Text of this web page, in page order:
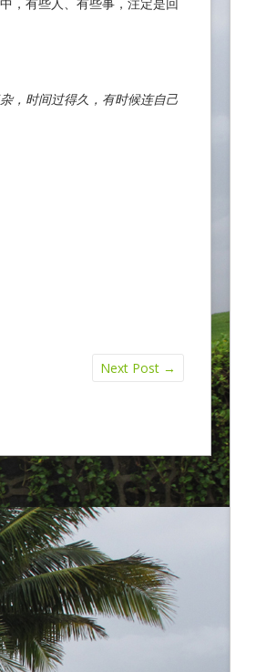
，时间过得久，有时候连自己
Next Post →